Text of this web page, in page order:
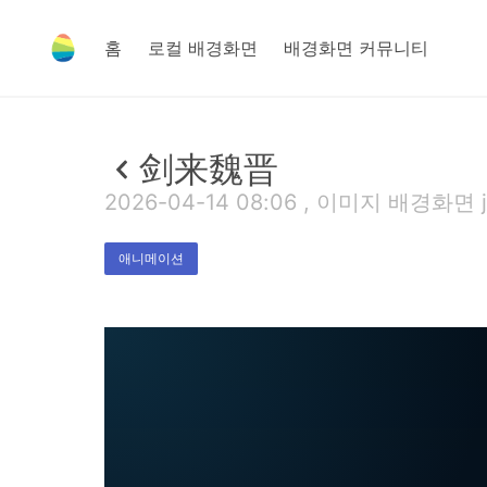
홈 로컬 배경화면 배경화면 커뮤니티
剑来魏晋
2026-04-14 08:06 , 이미지 배경화면
애니메이션